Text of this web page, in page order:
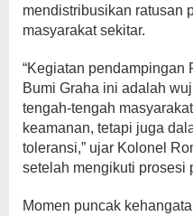
mendistribusikan ratusan
masyarakat sekitar.
“Kegiatan pendampingan
Bumi Graha ini adalah
tengah-tengah
keamanan, tetapi juga
toleransi,” ujar Kolonel
setelah mengikuti prosesi
Momen puncak